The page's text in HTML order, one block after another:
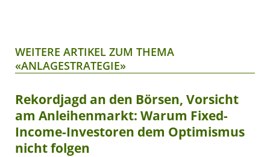
WEITERE ARTIKEL ZUM THEMA
«ANLAGESTRATEGIE»
Rekordjagd an den Börsen, Vorsicht
am Anleihenmarkt: Warum Fixed-
Income-Investoren dem Optimismus
nicht folgen